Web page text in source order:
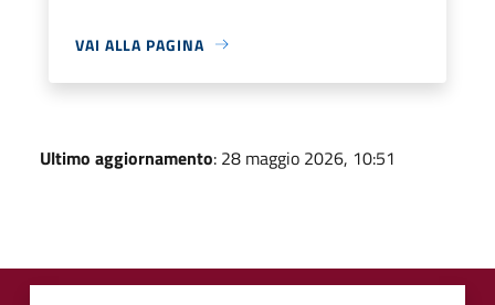
VAI ALLA PAGINA
Ultimo aggiornamento: 28 maggio 2026, 10:51